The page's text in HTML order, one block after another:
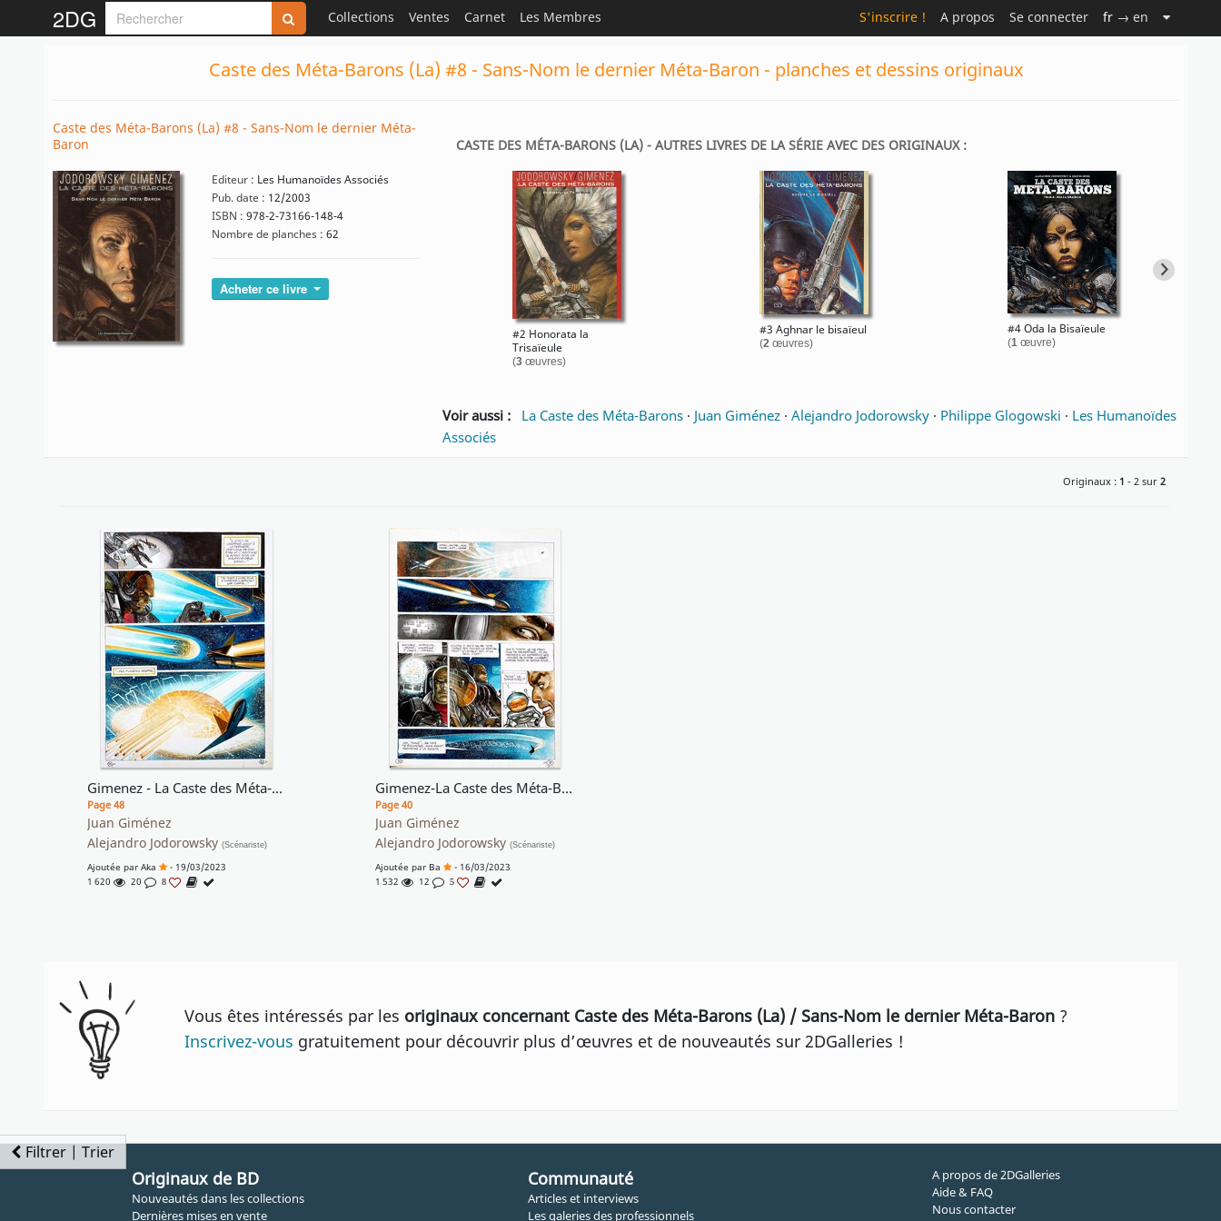
2DG Collections Ventes Carnet Les Membres S'inscrire ! A propos Se connecter fr → en
Caste des Méta-Barons (La) #8 - Sans-Nom le dernier Méta-Baron - planches et dessins originaux
Caste des Méta-Barons (La) #8 - Sans-Nom le dernier Méta-
Baron
Editeur : Les Humanoïdes Associés
Pub. date : 12/2003
ISBN : 978-2-73166-148-4
Nombre de planches : 62
Acheter ce livre
CASTE DES MÉTA-BARONS (LA) - AUTRES LIVRES DE LA SÉRIE AVEC DES ORIGINAUX :
#2 Honorata la
Trisaïeule
(3œuvres)
#3 Aghnar le bisaïeul
(2 œuvres)
#4 Oda la Bisaïeule
(1œuvre)
Voir aussi : La Caste des Méta-Barons · Juan Giménez ·Alejandro Jodorowsky · Philippe Glogowski · Les Humanoïdes
Associés
Filtrer | Trier
Originaux : 1 - 2 sur 2
Gimenez - La Caste des Méta-Barons - Tome 8, planche 46
Page 48
Juan Giménez
Alejandro Jodorowsky (Scénariste)
Ajoutée par Aka
- 19/03/2023
1 620
20 8
Gimenez-La Caste des Méta-Barons-Tome 8, planche 38
Page 40
Juan Giménez
Alejandro Jodorowsky (Scénariste)
Ajoutée par Ba
- 16/03/2023
1 532
12 5
Vous êtes intéressés par les originaux concernant Caste des Méta-Barons (La) / Sans-Nom le dernier Méta-Baron ?
Inscrivez-vous gratuitement pour découvrir plus d’œuvres et de nouveautés sur 2DGalleries !
Originaux de BD
Nouveautés dans les collections
Dernières mises en vente
Communauté
Articles et interviews
Les galeries des professionnels
A propos de 2DGalleries
Aide & FAQ
Nous contacter